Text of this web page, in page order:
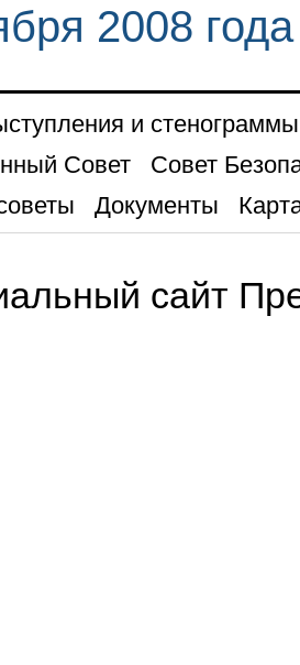
2008 года
и стенограммы
Совет
Совет
Документы
сайт